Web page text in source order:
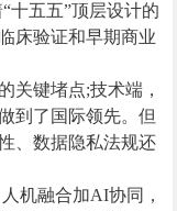
十五五”顶层设计的
床验证和早期商业
关键堵点;技术端，
到了国际领先。但
、数据隐私法规还
机融合加AI协同，